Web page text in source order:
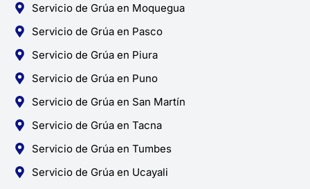
Servicio de Grúa en Moquegua
Servicio de Grúa en Pasco
Servicio de Grúa en Piura
Servicio de Grúa en Puno
Servicio de Grúa en San Martín
Servicio de Grúa en Tacna
Servicio de Grúa en Tumbes
Servicio de Grúa en Ucayali